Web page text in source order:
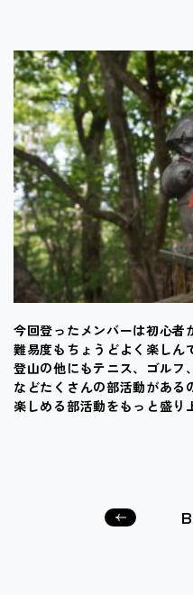
今回登ったメンバーは初心者
難易度もちょうどよく楽しん
登山の他にもテニス、ゴルフ
などたくさんの部活動があ
楽しめる部活動をもっと盛り
次の